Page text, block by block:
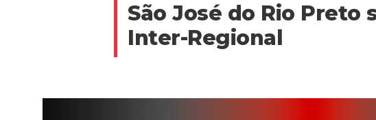
São José do Rio Preto
Inter-Regional